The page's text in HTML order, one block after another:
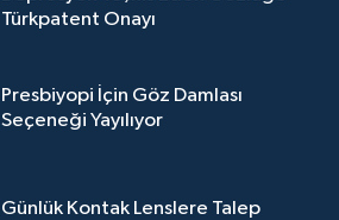
Türkpatent Onayı
Presbiyopi İçin Göz Damlası
Seçeneği Yayılıyor
Günlük Kontak Lenslere Talep